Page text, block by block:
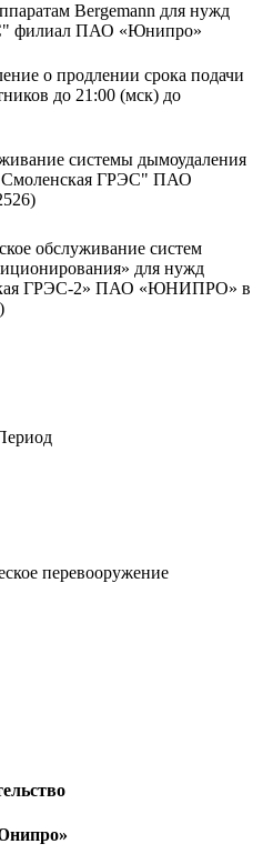
Bergemann для нужд
филиал ПАО «Юнипро»
о продлении срока подачи
до 21:00 (мск) до
системы дымоудаления
ГРЭС" ПАО
обслуживание систем
для нужд
ГРЭС-2» ПАО «ЮНИПРО» в
перевооружение